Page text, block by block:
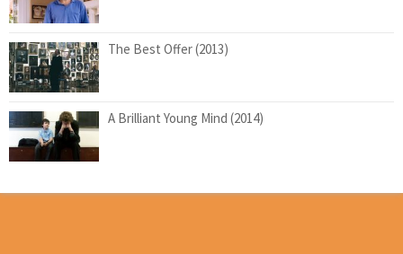
The Best Offer (2013)
A Brilliant Young Mind (2014)